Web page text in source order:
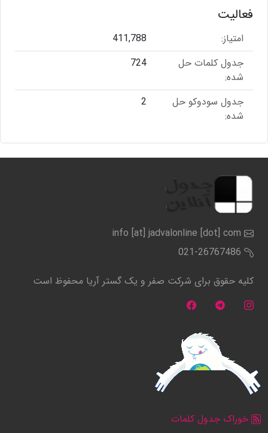
فعالیت
امتیاز:
411,788
جدول کلمات حل
شده:
724
جدول سودوکو حل
شده:
2
info [at] jadvalonline [dot] com
021-26767486
کلیه حقوق برای شرکت صفر و یک گستر آریا محفوظ است
خوراک جدول کلمات